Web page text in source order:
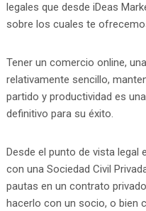
legales que desde iDeas
sobre los cuales te
Tener un comercio online,
relativamente sencillo,
partido y productividad es
definitivo para su éxito.
Desde el punto de vista
con una Sociedad Civil
pautas en un contrato
hacerlo con un socio, o bien